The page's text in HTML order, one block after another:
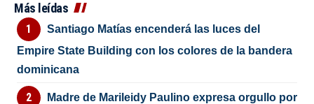
Más leídas
Santiago Matías encenderá las luces del
Empire State Building con los colores de la bandera
dominicana
Madre de Marileidy Paulino expresa orgullo por